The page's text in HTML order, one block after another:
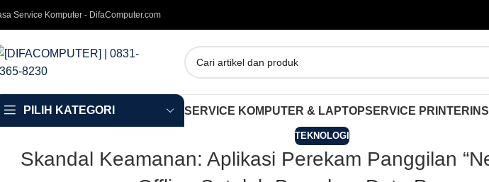
Service Komputer - DifaComputer.com
PILIH KATEGORI SERVICE KOMPUTER & LAPTOPSERVICE PRINTER
TEKNOLOGI
Skandal Keamanan: Aplikasi Perekam Panggilan